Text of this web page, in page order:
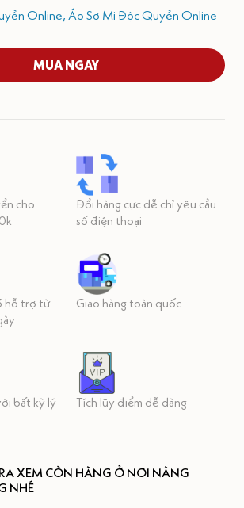
Online, Áo Sơ Mi Độc Quyền Online
MUA NGAY
cho
Đổi hàng cực dễ chỉ yêu cầu
số điện thoại
hỗ trợ từ
Giao hàng toàn quốc
bất kỳ lý
Tích lũy điểm dễ dàng
XEM CÒN HÀNG Ở NƠI NÀNG
NHÉ